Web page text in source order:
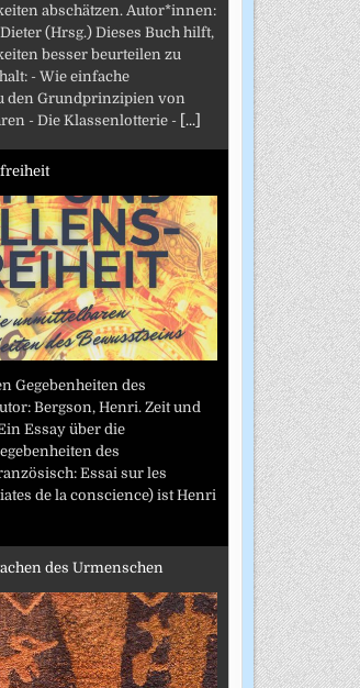
abschätzen. Autor*innen:
(Hrsg.) Dieses Buch hilft,
besser beurteilen zu
- Wie einfache
den Grundprinzipien von
- Die Klassenlotterie - [...]
Gegebenheiten des
Bergson, Henri. Zeit und
Essay über die
des
Essai sur les
de la conscience) ist Henri
des Urmenschen